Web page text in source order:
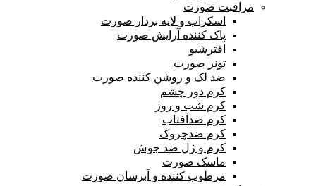
مراقبت صورت
اسکراب و لایه بردار صورت
پاک کننده آرایش صورت
افترشیو
تونر صورت
ضد لک و روشن کننده صورت
کرم دور چشم
کرم شب و روز
کرم ضدآفتاب
کرم ضدچروک
کرم و ژل ضد جوش
ماسک صورت
مرطوب کننده و آبرسان صورت